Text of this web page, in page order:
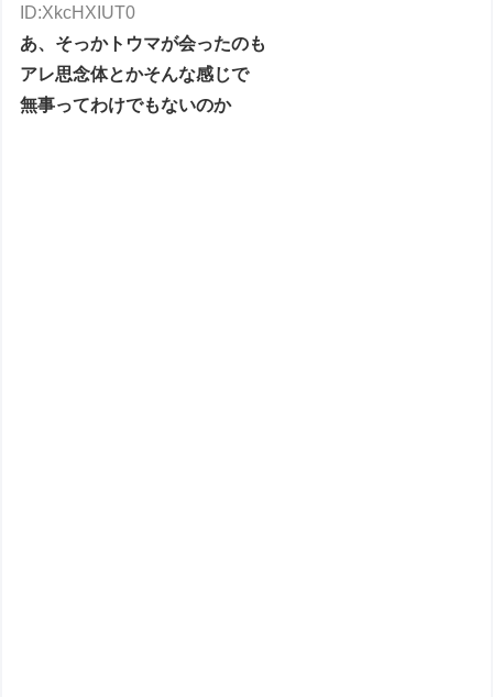
ID:XkcHXIUT0
あ、そっかトウマが会ったのも
アレ思念体とかそんな感じで
無事ってわけでもないのか